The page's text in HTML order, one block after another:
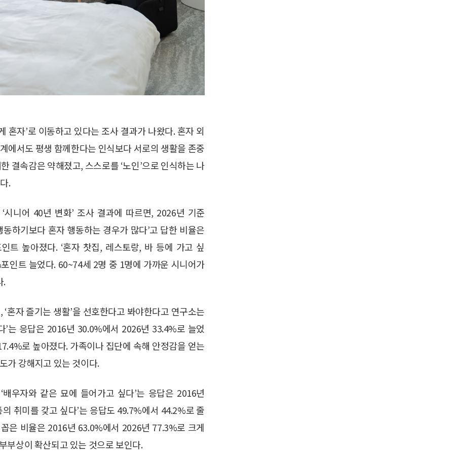
혼자’로 이동하고 있다는 조사 결과가 나왔다. 혼자 외
에서도 평생 함께한다는 인식보다 서로의 생활을 존중
결속감은 약해졌고, 스스로를 ‘노인’으로 인식하는 나
.
니어 40년 변화’ 조사 결과에 따르면, 2026년 기준
하기보다 혼자 행동하는 경우가 많다’고 답한 비율은
트 높아졌다. ‘혼자 찻집, 레스토랑, 바 등에 가고 싶
인트 늘었다. 60~74세 2명 중 1명에 가까운 시니어가
.
혼자 즐기는 생활’을 선호한다고 봐야한다고 연구소는
’는 응답은 2016년 30.0%에서 2026년 33.4%로 늘었
로 높아졌다. 가족이나 집단에 속해 안정감을 얻는
가 강해지고 있는 것이다.
우자와 같은 묘에 들어가고 싶다’는 응답은 2016년
취미를 갖고 싶다’는 응답도 49.7%에서 44.2%로 줄
은 비율은 2016년 63.0%에서 2026년 77.3%로 크게
부상이 확산되고 있는 것으로 보인다.